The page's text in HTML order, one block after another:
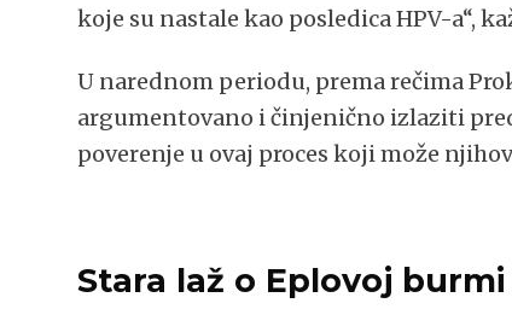
koje su nastale kao posledica HPV-a“,
U narednom periodu, prema rečima
argumentovano i činjenično izlaziti
poverenje u ovaj proces koji može
Stara laž o Eplovoj burmi